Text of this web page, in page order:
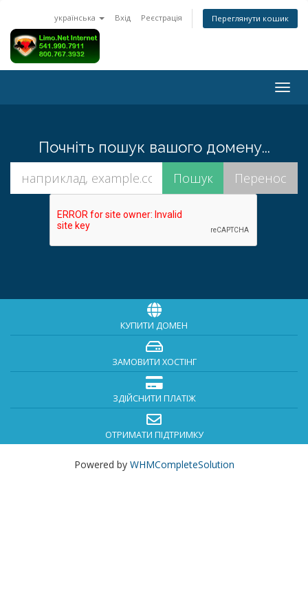
українська Вхід Реєстрація Переглянути кошик
Почніть пошук вашого домену...
КУПИТИ ДОМЕН
ЗАМОВИТИ ХОСТІНГ
ЗДІЙСНИТИ ПЛАТІЖ
ОТРИМАТИ ПІДТРИМКУ
Powered by WHMCompleteSolution